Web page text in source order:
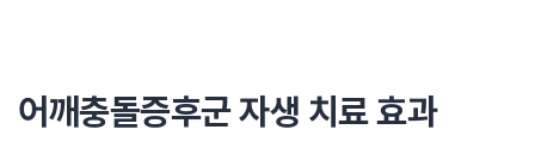
어깨충돌증후군 자생 치료 효과